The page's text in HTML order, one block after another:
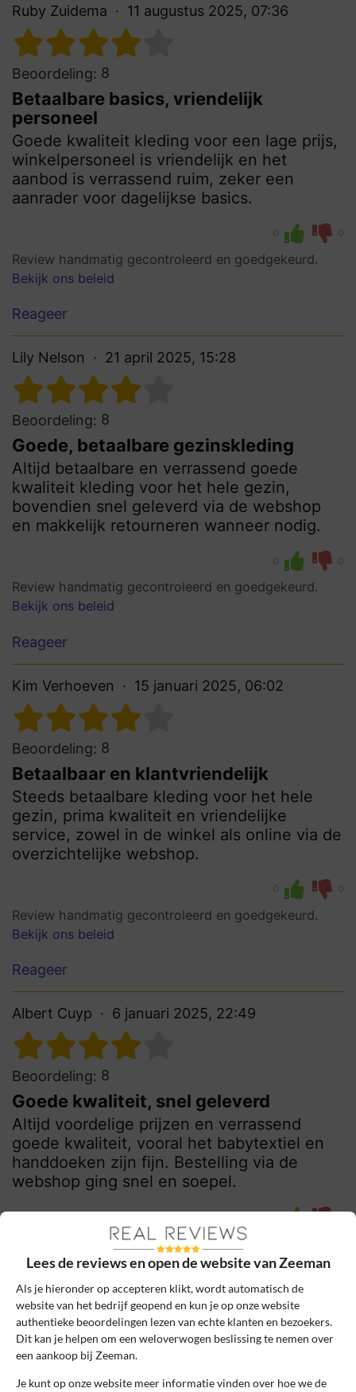
Ruby Zuidema 11 augustus 2025, 07:36
Beoordeling: 8
Betaalbare basics, vriendelijk
personeel
Goede kwaliteit kleding voor een lage prijs,
winkelpersoneel is vriendelijk en het
aanbod is verrassend ruim, zeker een
aanrader voor dagelijkse basics.
0 0
Review handmatig gecontroleerd en goedgekeurd.
Bekijk ons beleid
Reageer
Lily Nelson 21 april 2025, 15:28
Beoordeling: 8
Goede, betaalbare gezinskleding
Altijd betaalbare en verrassend goede
kwaliteit kleding voor het hele gezin,
bovendien snel geleverd via de webshop
en makkelijk retourneren wanneer nodig.
0 0
Review handmatig gecontroleerd en goedgekeurd.
Bekijk ons beleid
Reageer
Kim Verhoeven 15 januari 2025, 06:02
Beoordeling: 8
Betaalbaar en klantvriendelijk
Steeds betaalbare kleding voor het hele
gezin, prima kwaliteit en vriendelijke
service, zowel in de winkel als online via de
overzichtelijke webshop.
0 0
Review handmatig gecontroleerd en goedgekeurd.
Bekijk ons beleid
Reageer
Albert Cuyp 6 januari 2025, 22:49
Beoordeling: 8
Goede kwaliteit, snel geleverd
Altijd voordelige prijzen en verrassend
goede kwaliteit, vooral het babytextiel en
handdoeken zijn fijn. Bestelling via de
webshop ging snel en soepel.
Review handmatig gecontroleerd en goedgekeurd.
Bekijk ons beleid
Reageer
tijmen 6 april 2021, 14:31
Lees de reviews en open de website van Zeeman
Als je hieronder op accepteren klikt, wordt automatisch de
website van het bedrijf geopend en kun je op onze website
authentieke beoordelingen lezen van echte klanten en bezoekers.
Dit kan je helpen om een weloverwogen beslissing te nemen over
een aankoop bij Zeeman.
Je kunt op onze website meer informatie vinden over hoe we de